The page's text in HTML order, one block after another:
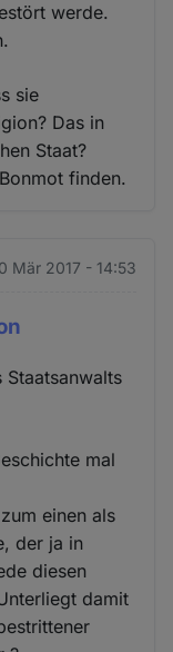
werde.
sie
Das in
Staat?
finden.
Mär 2017 - 14:53
mal
einen als
der ja in
diesen
damit